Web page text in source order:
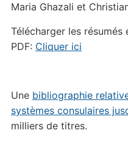
Maria Ghazali et
Télécharger les
PDF: Cliquer ici
Une bibliographie
systèmes consulaires
milliers de titres.